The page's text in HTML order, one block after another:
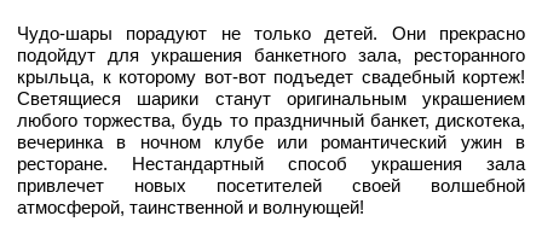
Чудо-шары порадуют не только детей. Они прекрасно
подойдут для украшения банкетного зала, ресторанного
крыльца, к которому вот-вот подъедет свадебный кортеж!
Светящиеся шарики станут оригинальным украшением
любого торжества, будь то праздничный банкет, дискотека,
вечеринка в ночном клубе или романтический ужин в
ресторане. Нестандартный способ украшения зала
привлечет новых посетителей своей волшебной
атмосферой, таинственной и волнующей!